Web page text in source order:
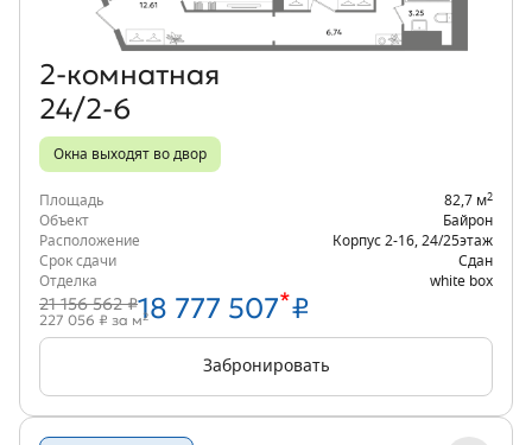
2‑комнатная
24/2-6
Окна выходят во двор
Площадь 82,7 м2
Объект
Байрон
Расположение
Корпус 2-16 24/25этаж
Срок сдачи
Сдан
Отделка
white box
21 156 562 ₽18 777 507*₽
227 056 ₽ за м2
Забронировать